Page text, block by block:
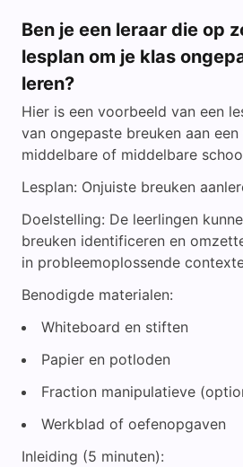
Ben je een leraar die op
lesplan om je klas
leren?
Hier is een voorbeeld van een
van ongepaste breuken aan
middelbare of middelbare
Lesplan: Onjuiste breuken
Doelstelling: De leerlingen
breuken identificeren en
in probleemoplossende
Benodigde materialen:
Whiteboard en stiften
Papier en potloden
Fraction manipulatieve
Werkblad of oefenopgaven
Inleiding (5 minuten):